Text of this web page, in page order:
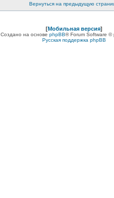
Вернуться на предыдущую
[Мобильная версия]
Создано на основе phpBB® Forum Software ©
Русская поддержка phpBB